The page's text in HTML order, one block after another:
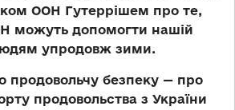
ООН Гутеррішем про те,
можуть допомогти нашій
упродовж зими.
продовольчу безпеку — про
продовольства з України